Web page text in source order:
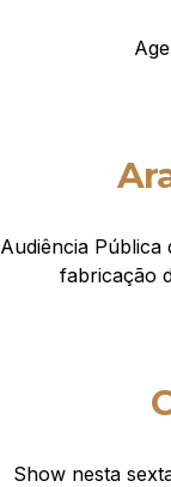
Audiência
fabricação
Show nesta